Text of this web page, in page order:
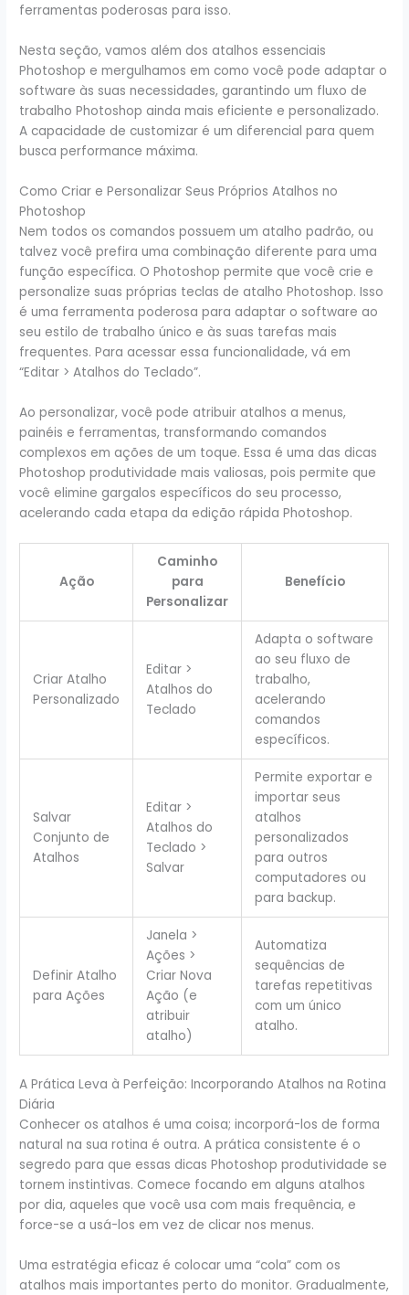
ferramentas poderosas para isso.
Nesta seção, vamos além dos atalhos essenciais
Photoshop e mergulhamos em como você pode adaptar o
software às suas necessidades, garantindo um fluxo de
trabalho Photoshop ainda mais eficiente e personalizado.
A capacidade de customizar é um diferencial para quem
busca performance máxima.
Como Criar e Personalizar Seus Próprios Atalhos no
Photoshop
Nem todos os comandos possuem um atalho padrão, ou
talvez você prefira uma combinação diferente para uma
função específica. O Photoshop permite que você crie e
personalize suas próprias teclas de atalho Photoshop. Isso
é uma ferramenta poderosa para adaptar o software ao
seu estilo de trabalho único e às suas tarefas mais
frequentes. Para acessar essa funcionalidade, vá em
“Editar > Atalhos do Teclado”.
Ao personalizar, você pode atribuir atalhos a menus,
painéis e ferramentas, transformando comandos
complexos em ações de um toque. Essa é uma das dicas
Photoshop produtividade mais valiosas, pois permite que
você elimine gargalos específicos do seu processo,
acelerando cada etapa da edição rápida Photoshop.
Ação
Caminho
para
Personalizar
Benefício
Criar Atalho
Personalizado
Editar >
Atalhos do
Teclado
Adapta o software
ao seu fluxo de
trabalho,
acelerando
comandos
específicos.
Salvar
Conjunto de
Atalhos
Editar >
Atalhos do
Teclado >
Salvar
Permite exportar e
importar seus
atalhos
personalizados
para outros
computadores ou
para backup.
Definir Atalho
para Ações
Janela >
Ações >
Criar Nova
Ação (e
atribuir
atalho)
Automatiza
sequências de
tarefas repetitivas
com um único
atalho.
A Prática Leva à Perfeição: Incorporando Atalhos na Rotina
Diária
Conhecer os atalhos é uma coisa; incorporá-los de forma
natural na sua rotina é outra. A prática consistente é o
segredo para que essas dicas Photoshop produtividade se
tornem instintivas. Comece focando em alguns atalhos
por dia, aqueles que você usa com mais frequência, e
force-se a usá-los em vez de clicar nos menus.
Uma estratégia eficaz é colocar uma “cola” com os
atalhos mais importantes perto do monitor. Gradualmente,